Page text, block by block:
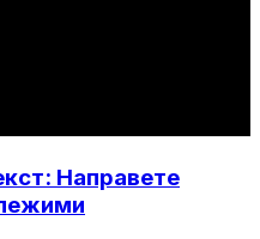
Направете